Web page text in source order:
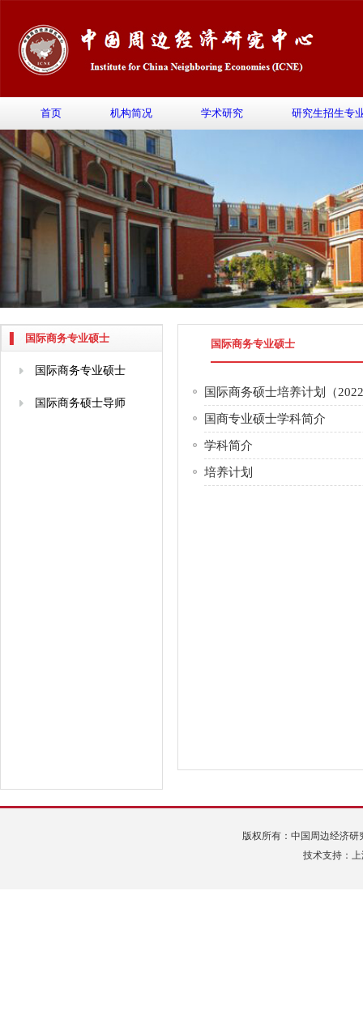
首页 机构简况 学术研究 研究生招生专
国际商务专业硕士
国际商务专业硕士
国际商务硕士导师
国际商务专业硕士
国际商务硕士培养计划（
国商专业硕士学科简介
学科简介
培养计划
版权所有：中国周边经济研
技术支持：